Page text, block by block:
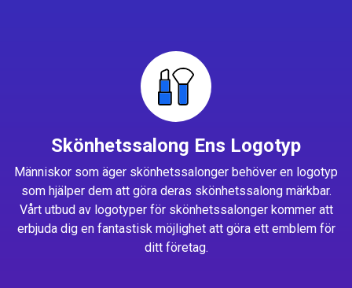
Skönhetssalong Ens Logotyp
Människor som äger skönhetssalonger behöver en logotyp
som hjälper dem att göra deras skönhetssalong märkbar.
Vårt utbud av logotyper för skönhetssalonger kommer att
erbjuda dig en fantastisk möjlighet att göra ett emblem för
ditt företag.